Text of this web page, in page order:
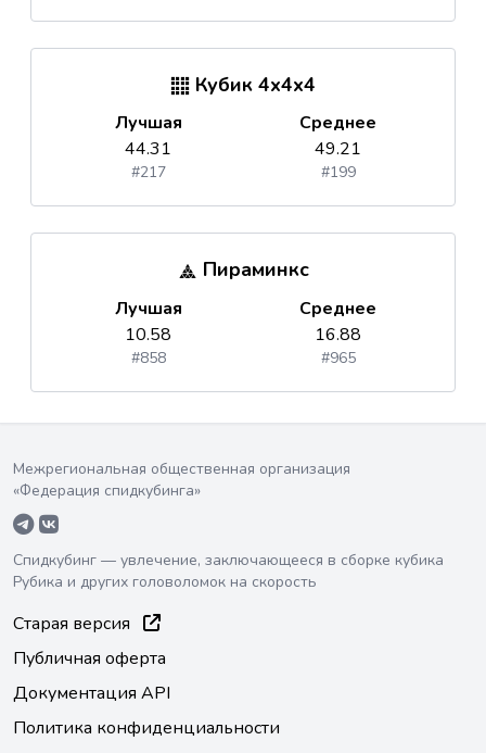
Кубик 4x4x4
Лучшая
44.31
#217
Среднее
49.21
#199
Пираминкс
Лучшая
10.58
#858
Среднее
16.88
#965
Межрегиональная общественная организация
«Федерация спидкубинга»
Спидкубинг — увлечение, заключающееся в сборке кубика
Рубика и других головоломок на скорость
Старая версия
Публичная оферта
Документация API
Политика конфиденциальности